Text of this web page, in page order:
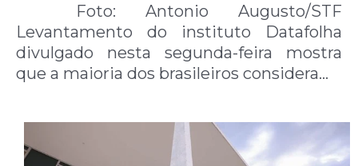
Foto: Antonio Augusto/STF
Levantamento do instituto Datafolha
divulgado nesta segunda-feira mostra
que a maioria dos brasileiros considera…